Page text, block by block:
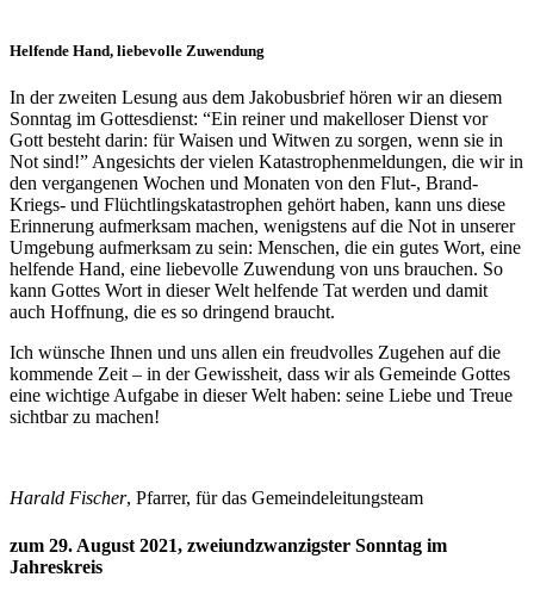
Helfende Hand, liebevolle Zuwendung
In der zweiten Lesung aus dem Jakobusbrief hören wir an diesem
Sonntag im Gottesdienst: “Ein reiner und makelloser Dienst vor
Gott besteht darin: für Waisen und Witwen zu sorgen, wenn sie in
Not sind!” Angesichts der vielen Katastrophenmeldungen, die wir in
den vergangenen Wochen und Monaten von den Flut-, Brand-
Kriegs- und Flüchtlingskatastrophen gehört haben, kann uns diese
Erinnerung aufmerksam machen, wenigstens auf die Not in unserer
Umgebung aufmerksam zu sein: Menschen, die ein gutes Wort, eine
helfende Hand, eine liebevolle Zuwendung von uns brauchen. So
kann Gottes Wort in dieser Welt helfende Tat werden und damit
auch Hoffnung, die es so dringend braucht.
Ich wünsche Ihnen und uns allen ein freudvolles Zugehen auf die
kommende Zeit – in der Gewissheit, dass wir als Gemeinde Gottes
eine wichtige Aufgabe in dieser Welt haben: seine Liebe und Treue
sichtbar zu machen!
Harald Fischer, Pfarrer, für das Gemeindeleitungsteam
zum 29. August 2021, zweiundzwanzigster Sonntag im
Jahreskreis